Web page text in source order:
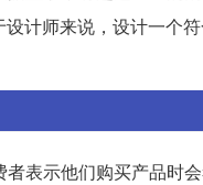
计师来说，设计一个
表示他们购买产品时